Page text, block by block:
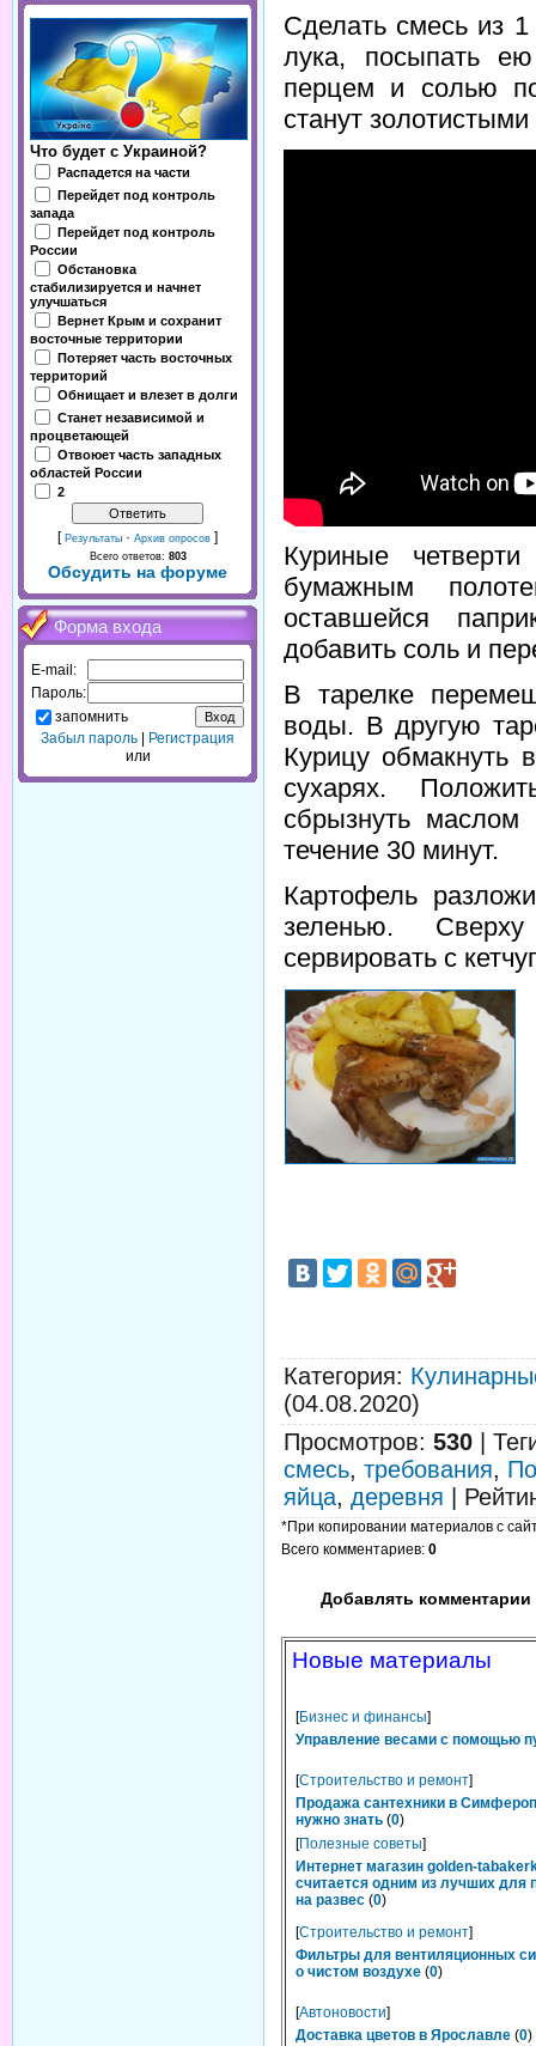
Что будет с Украиной?
Распадется на части
Перейдет под контроль
запада
Перейдет под контроль
России
Обстановка
стабилизируется и начнет
улучшаться
Вернет Крым и сохранит
восточные территории
Потеряет часть восточных
территорий
Обнищает и влезет в долги
Станет независимой и
процветающей
Отвоюет часть западных
областей России
2
[ Результаты · Архив опросов ]
Всего ответов: 803
Обсудить на форуме
Форма входа
E-mail:
Пароль:
запомнить
Забыл пароль
Регистрация
или
Сделать смесь из
лука, посыпать
перцем и солью
станут
Куриные
бумажным
оставшейся
добавить соль и
В тарелке
воды. В другую
Курицу обмакнуть
сухарях.
сбрызнуть маслом
течение 30 минут.
Картофель
зеленью.
сервировать с
Категория:
(04.08.2020)
Просмотров: 530
смесь, требования,
яйца, деревня
*При копировании материалов с
Всего комментариев: 0
Добавлять комментарии
Новые материалы
[Бизнес и финансы]
Управление весами с помощью
[Строительство и ремонт]
Продажа сантехники в
нужно знать (0)
[Полезные советы]
Интернет магазин golden-
считается одним из лучших для
на развес (0)
[Строительство и ремонт]
Фильтры для вентиляционных
о чистом воздухе (0)
[Автоновости]
Доставка цветов в Ярославле (0)